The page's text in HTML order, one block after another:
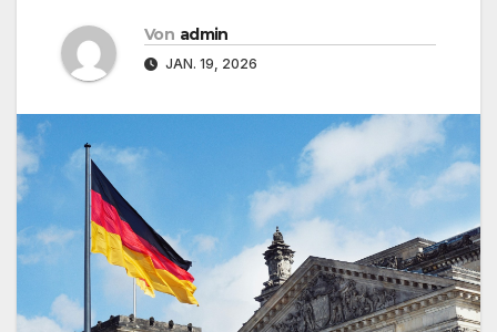
Von admin
JAN. 19, 2026